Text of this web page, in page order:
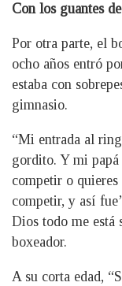
Con los guantes
Por otra parte, el
ocho años entró
estaba con
gimnasio.
“Mi entrada al
gordito. Y mi
competir o
competir, y así
Dios todo me está
boxeador.
A su corta edad,